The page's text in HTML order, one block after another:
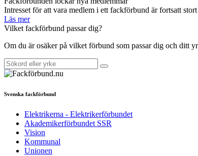
Intresset för att vara medlem i ett fackförbund är fortsatt
Läs mer
Vilket fackförbund passar dig?
Om du är osäker på vilket förbund som passar dig och ditt
Svenska fackförbund
Elektrikerna - Elektrikerförbundet
Akademikerförbundet SSR
Vision
Kommunal
Unionen